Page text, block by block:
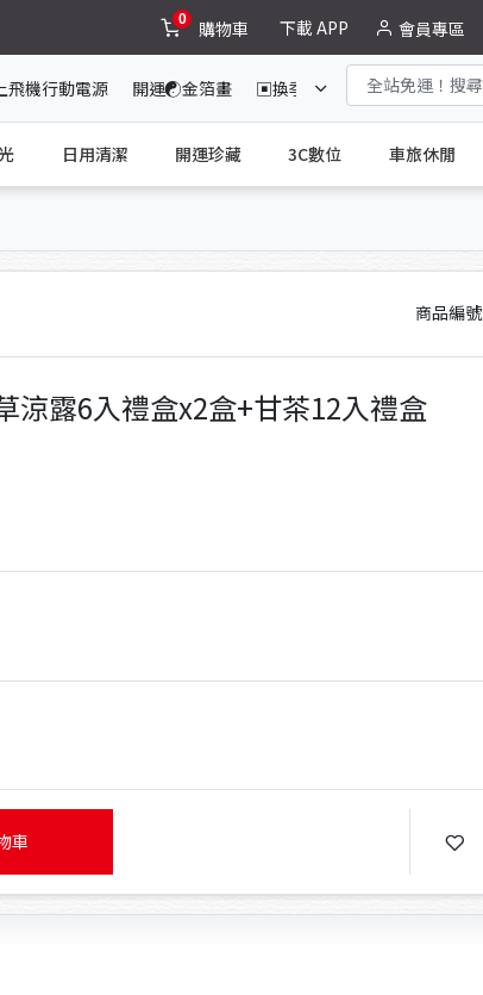
購物車
0 下載 APP 會員專區
飛機行動電源 開運☯金箔畫 ▣換季收納 德恩奈買二送二
日用清潔 開運珍藏 3C數位 車旅休閒
商品編號
涼露6入禮盒x2盒+甘茶12入禮盒
車